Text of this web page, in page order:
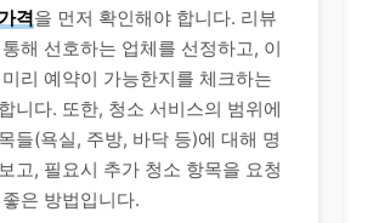
가격을 먼저 확인해야 합니다. 리뷰
해 선호하는 업체를 선정하고, 이
리 예약이 가능한지를 체크하는
니다. 또한, 청소 서비스의 범위에
들(욕실, 주방, 바닥 등)에 대해 명
고, 필요시 추가 청소 항목을 요청
은 방법입니다.